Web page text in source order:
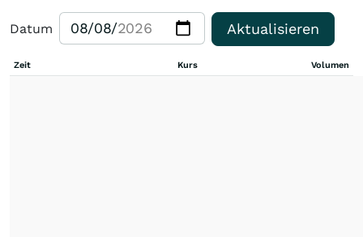
Datum Aktualisieren
Zeit Kurs Volumen